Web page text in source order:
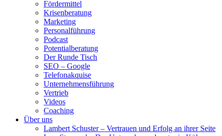
Fördermittel
Krisenberatung
Marketing
Personalführung
Podcast
Potentialberatung
Der Runde Tisch
SEO – Google
Telefonakquise
Unternehmensführung
Vertrieb
Videos
Coaching
Über uns
Lambert Schuster – Vertrauen und Erfolg an ihrer Seite